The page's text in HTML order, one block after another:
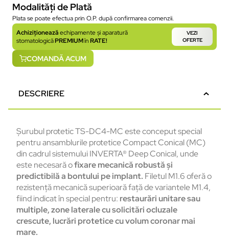
Modalități de Plată
Plata se poate efectua prin O.P. după confirmarea comenzii.
Achiziționeazăechipamente și aparatură
stomatologicăPREMIUMînRATE!
VEZI
OFERTE
COMANDĂ ACUM
DESCRIERE
Șurubul protetic TS-DC4-MC este conceput special
pentru ansamblurile protetice Compact Conical (MC)
din cadrul sistemului INVERTA® Deep Conical, unde
estenecesarăofixaremecanică robustăși
predictibilăa bontului peimplant. FiletulM1.6oferăo
rezistențămecanicăsuperioarăfațădevarianteleM1.4,
fiindindicatînspecialpentru: restaurări unitaresau
multiple,zonelateralecusolicităriocluzale
crescute, lucrări proteticecuvolumcoronarmai
mare.